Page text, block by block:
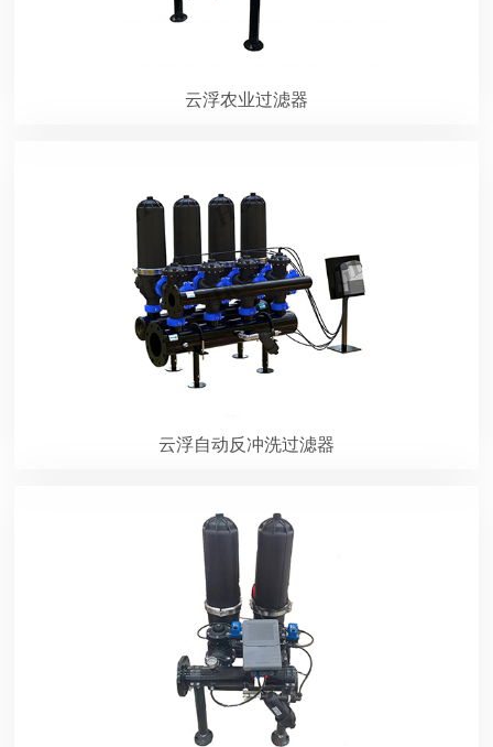
云浮农业过滤器
云浮自动反冲洗过滤器